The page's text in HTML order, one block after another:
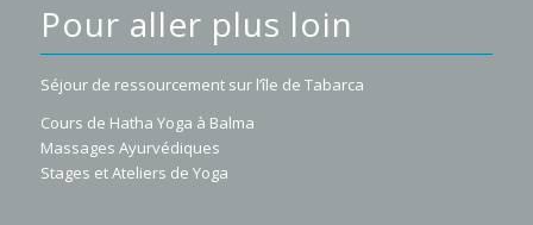
Pour aller plus loin
Séjour de ressourcement sur l’île de Tabarca
Cours de Hatha Yoga à Balma
Massages Ayurvédiques
Stages et Ateliers de Yoga